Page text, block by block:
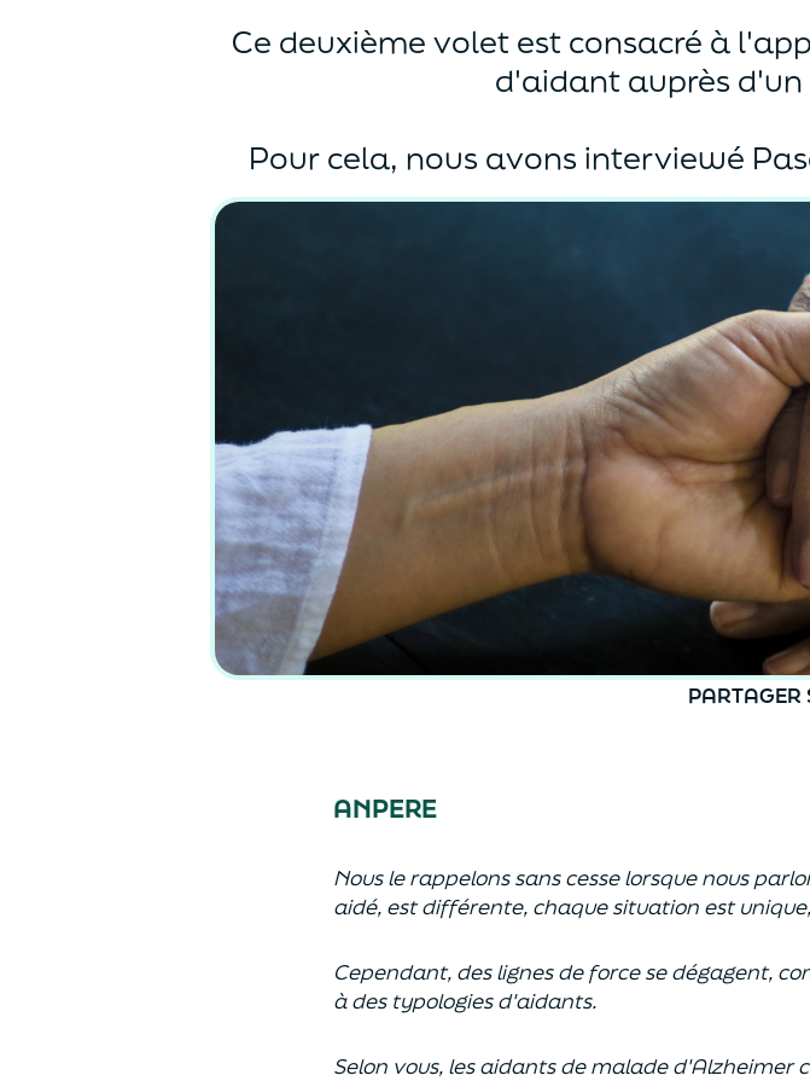
Ce deuxième volet est consacré à
d'aidant auprès
Pour cela, nous avons interviewé
PARTAGER
ANPERE
Nous le rappelons sans cesse lorsque nous
aidé, est différente, chaque situation est
Cependant, des lignes de force se dégagent,
à des typologies d'aidants.
Selon vous, les aidants de malade d'Alzheimer